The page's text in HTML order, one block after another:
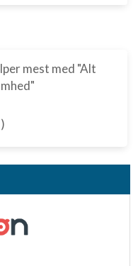
mest med "Alt
indhold